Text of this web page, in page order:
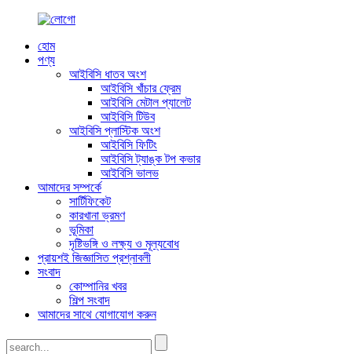
হোম
পণ্য
আইবিসি ধাতব অংশ
আইবিসি খাঁচার ফ্রেম
আইবিসি মেটাল প্যালেট
আইবিসি টিউব
আইবিসি প্লাস্টিক অংশ
আইবিসি ফিটিং
আইবিসি ট্যাঙ্ক টপ কভার
আইবিসি ভালভ
আমাদের সম্পর্কে
সার্টিফিকেট
কারখানা ভ্রমণ
ভূমিকা
দৃষ্টিভঙ্গি ও লক্ষ্য ও মূল্যবোধ
প্রায়শই জিজ্ঞাসিত প্রশ্নাবলী
সংবাদ
কোম্পানির খবর
শিল্প সংবাদ
আমাদের সাথে যোগাযোগ করুন